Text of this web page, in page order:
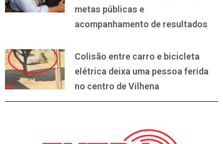
metas públicas e
acompanhamento de resultados
Colisão entre carro e bicicleta
elétrica deixa uma pessoa ferida
no centro de Vilhena